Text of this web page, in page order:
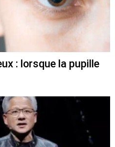
: lorsque la pupille